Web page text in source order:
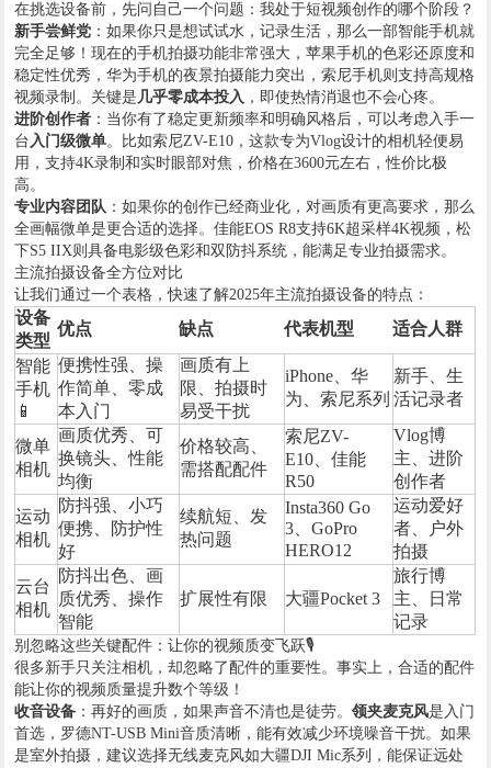
在挑选设备前，先问自己一个问题：我处于短视频创作的哪个阶段？
​新手尝鲜党​ ​：如果你只是想试试水，记录生活，那么一部智能手机就
完全足够！现在的手机拍摄功能非常强大，苹果手机的色彩还原度和
稳定性优秀，华为手机的夜景拍摄能力突出，索尼手机则支持高规格
视频录制。关键是​​几乎零成本投入​ ​，即使热情消退也不会心疼。
​进阶创作者​ ​：当你有了稳定更新频率和明确风格后，可以考虑入手一
台​​入门级微单​​。比如索尼ZV-E10，这款专为Vlog设计的相机轻便易
用，支持4K录制和实时眼部对焦，价格在3600元左右，性价比极
高。
​专业内容团队​ ​：如果你的创作已经商业化，对画质有更高要求，那么
全画幅微单是更合适的选择。佳能EOS R8支持6K超采样4K视频，松
下S5 IIX则具备电影级色彩和双防抖系统，能满足专业拍摄需求。
主流拍摄设备全方位对比
让我们通过一个表格，快速了解2025年主流拍摄设备的特点：
设备
类型
优点 缺点 代表机型
适合人群
智能
手机
📱
便携性强、操
作简单、零成
本入门
画质有上
限、拍摄时
易受干扰
iPhone、华
为、索尼系列
新手、生
活记录者
微单
相机
画质优秀、可
换镜头、性能
均衡
价格较高、
需搭配配件
索尼ZV-
E10、佳能
R50
Vlog博
主、进阶
创作者
运动
相机
防抖强、小巧
便携、防护性
好
续航短、发
热问题
Insta360 Go
3、GoPro
HERO12
运动爱好
者、户外
拍摄
云台
相机
防抖出色、画
质优秀、操作
智能
扩展性有限 大疆Pocket 3
旅行博
主、日常
记录
别忽略这些关键配件：让你的视频质变飞跃🎙️
很多新手只关注相机，却忽略了配件的重要性。事实上，合适的配件
能让你的视频质量提升数个等级！
​收音设备​ ​：再好的画质，如果声音不清也是徒劳。​​领夹麦克风​​是入门
首选，罗德NT-USB Mini音质清晰，能有效减少环境噪音干扰。如果
是室外拍摄，建议选择无线麦克风如大疆DJI Mic系列，能保证远处